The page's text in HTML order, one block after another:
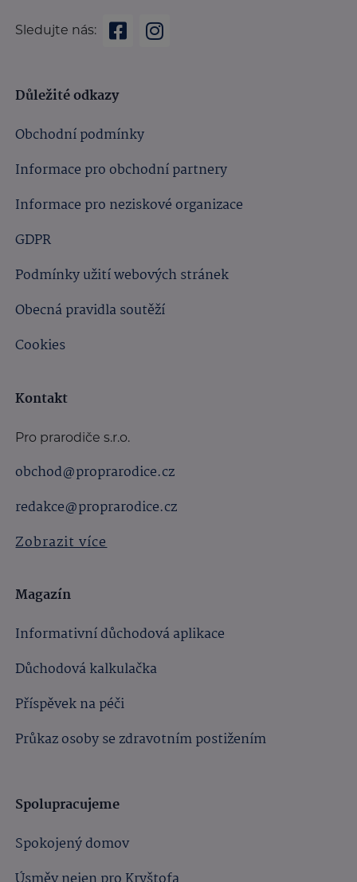
Sledujte nás:
Důležité odkazy
Obchodní podmínky
Informace pro obchodní partnery
Informace pro neziskové organizace
GDPR
Podmínky užití webových stránek
Obecná pravidla soutěží
Cookies
Kontakt
Pro prarodiče s.r.o.
obchod@proprarodice.cz
redakce@proprarodice.cz
Zobrazit více
Magazín
Informativní důchodová aplikace
Důchodová kalkulačka
Příspěvek na péči
Průkaz osoby se zdravotním postižením
Spolupracujeme
Spokojený domov